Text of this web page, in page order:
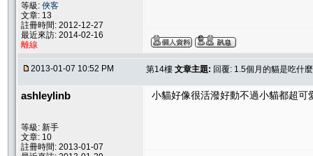
等級: 俠客
文章: 13
註冊時間: 2012-12-27
最近來訪: 2014-02-16
離線
2013-01-07 10:52 PM 第14樓 文章主題: 回覆: 1.5個月的貓是吃什
ashleylinb
等級: 新手
文章: 10
註冊時間: 2013-01-07
小貓好像很活潑好動不過小貓都超可